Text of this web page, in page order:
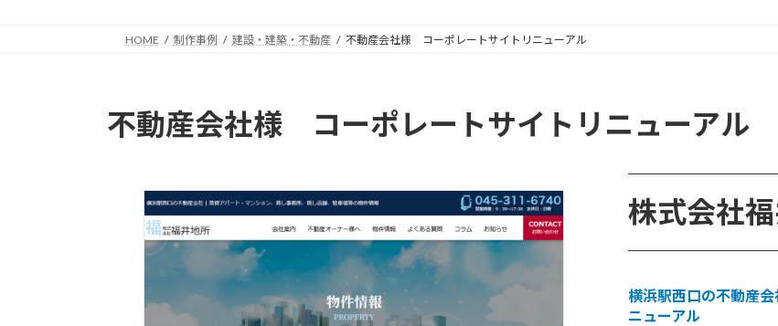
HOME 制作事例 建設・建築・不動産 不動産会社様 コーポレートサイトリニューアル
不動産会社様 コーポレートサイトリニューアル
株式会社
横浜駅西口の不動産
ニューアル